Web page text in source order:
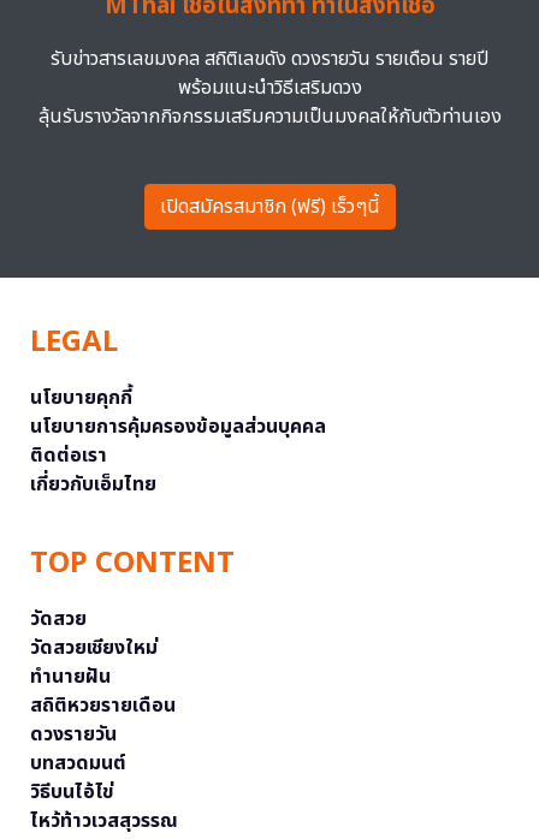
รับข่าวสารเลขมงคล สถิติเลขดัง ดวงรายวัน รายเดือน รายปี
พร้อมแนะนำวิธีเสริมดวง
ลุ้นรับรางวัลจากกิจกรรมเสริมความเป็นมงคลให้กับตัวท่านเอง
เปิดสมัครสมาชิก (ฟรี) เร็วๆนี้
LEGAL
นโยบายคุกกี้
นโยบายการคุ้มครองข้อมูลส่วนบุคคล
ติดต่อเรา
เกี่ยวกับเอ็มไทย
TOP CONTENT
วัดสวย
วัดสวยเชียงใหม่
ทำนายฝัน
สถิติหวยรายเดือน
ดวงรายวัน
บทสวดมนต์
วิธีบนไอ้ไข่
ไหว้ท้าวเวสสุวรรณ